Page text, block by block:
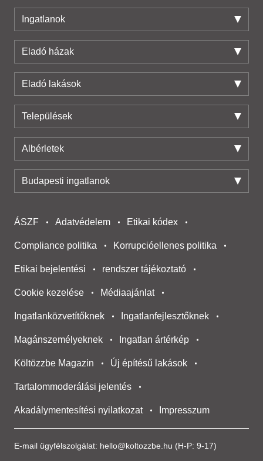
Ingatlanok
Eladó házak
Eladó lakások
Települések
Albérletek
Budapesti ingatlanok
E-mail ügyfélszolgálat: hello@koltozzbe.hu (H-P: 9-17)
ÁSZF Adatvédelem Etikai kódex
Compliance politika Korrupcióellenes politika
Etikai bejelentési rendszer tájékoztató
Cookie kezelése Médiaajánlat
Ingatlanközvetítőknek Ingatlanfejlesztőknek
Magánszemélyeknek Ingatlan ártérkép
Költözzbe Magazin Új építésű lakások
Tartalommoderálási jelentés
Akadálymentesítési nyilatkozat Impresszum